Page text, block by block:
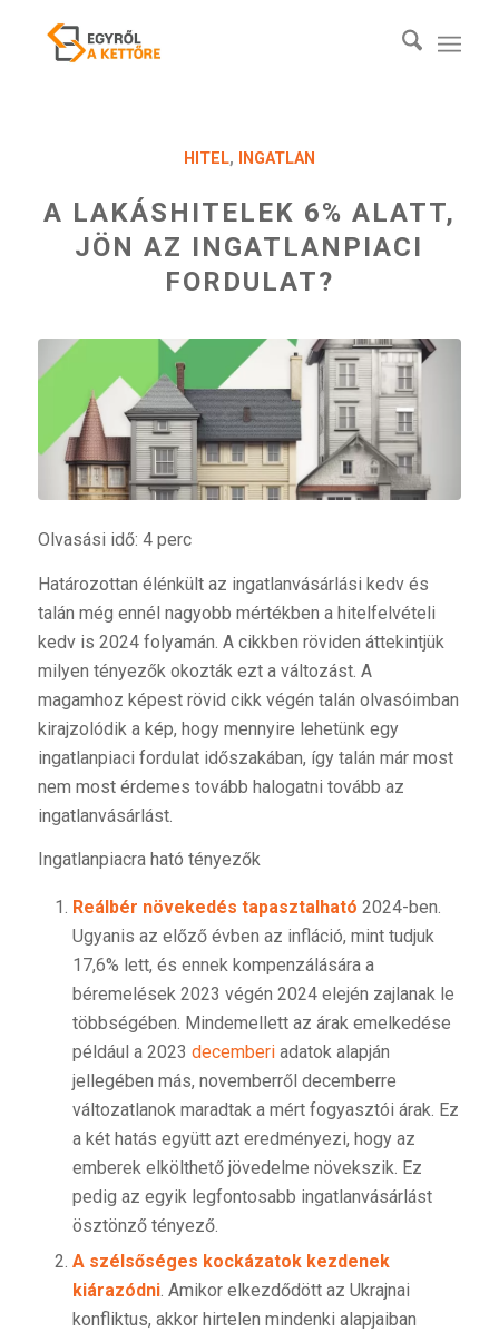
HITEL, INGATLAN
A LAKÁSHITELEK 6% ALATT,
JÖN AZ INGATLANPIACI
FORDULAT?
Olvasási idő: 4 perc
Határozottan élénkült az ingatlanvásárlási kedv és
talán még ennél nagyobb mértékben a hitelfelvételi
kedv is 2024 folyamán. A cikkben röviden áttekintjük
milyen tényezők okozták ezt a változást. A
magamhoz képest rövid cikk végén talán olvasóimban
kirajzolódik a kép, hogy mennyire lehetünk egy
ingatlanpiaci fordulat időszakában, így talán már most
nem most érdemes tovább halogatni tovább az
ingatlanvásárlást.
Ingatlanpiacra ható tényezők
Reálbér növekedés tapasztalható 2024-ben.
Ugyanis az előző évben az infláció, mint tudjuk
17,6% lett, és ennek kompenzálására a
béremelések 2023 végén 2024 elején zajlanak le
többségében. Mindemellett az árak emelkedése
például a 2023 decemberiadatok alapján
jellegében más, novemberről decemberre
változatlanok maradtak a mért fogyasztói árak. Ez
a két hatás együtt azt eredményezi, hogy az
emberek elkölthető jövedelme növekszik. Ez
pedig az egyik legfontosabb ingatlanvásárlást
ösztönző tényező.
A szélsőséges kockázatok kezdenek
kiárazódni. Amikor elkezdődött az Ukrajnai
konfliktus, akkor hirtelen mindenki alapjaiban